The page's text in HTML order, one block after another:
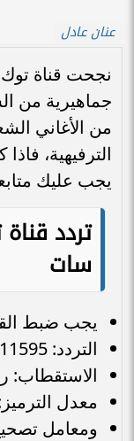
عنان عادل
نجحت قناة
جماهيرية من
من الأغاني
الترفيهية،
يجب عليك
تردد
سات
يجب ضبط
التردد: 11595.
الاستقطاب:
معدل الترميز:
ومعامل تصحيح